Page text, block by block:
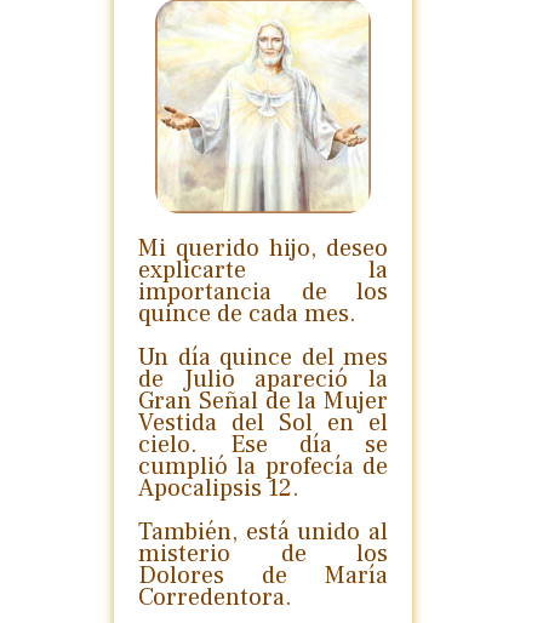
Mi querido hijo, deseo
explicarte la
importancia de los
quince de cada mes.
Un día quince del mes
de Julio apareció la
Gran Señal de la Mujer
Vestida del Sol en el
cielo. Ese día se
cumplió la profecía de
Apocalipsis 12.
También, está unido al
misterio de los
Dolores de María
Corredentora.